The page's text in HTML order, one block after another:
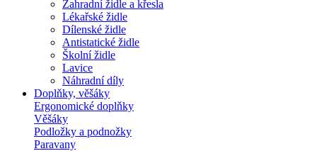
Zahradní židle a křesla
Lékařské židle
Dílenské židle
Antistatické židle
Školní židle
Lavice
Náhradní díly
Doplňky, věšáky
Ergonomické doplňky
Věšáky
Podložky a podnožky
Paravany